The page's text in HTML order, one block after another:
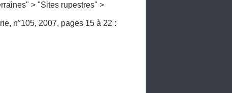
> "Sites rupestres" >